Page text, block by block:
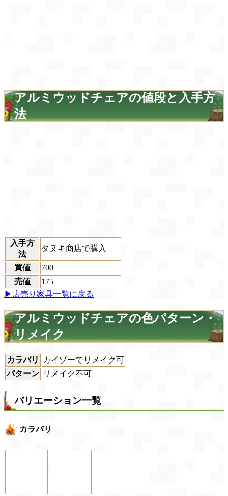
アルミウッドチェアの値段と入手方
法
入手方
法
タヌキ商店で購入
買値
700
売値
175
▶店売り家具一覧に戻る
アルミウッドチェアの色パターン・
リメイク
カラバリ
カイゾーでリメイク可
パターン リメイク不可
バリエーション一覧
カラバリ